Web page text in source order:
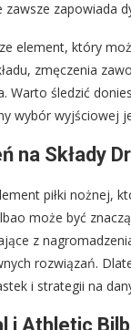
zapowiada
element, który
zmęczenia
Warto śledzić
wybór wyjściowej
na Składy
piłki nożnej,
może być
z
rozwiązań.
i strategii na
i Athletic